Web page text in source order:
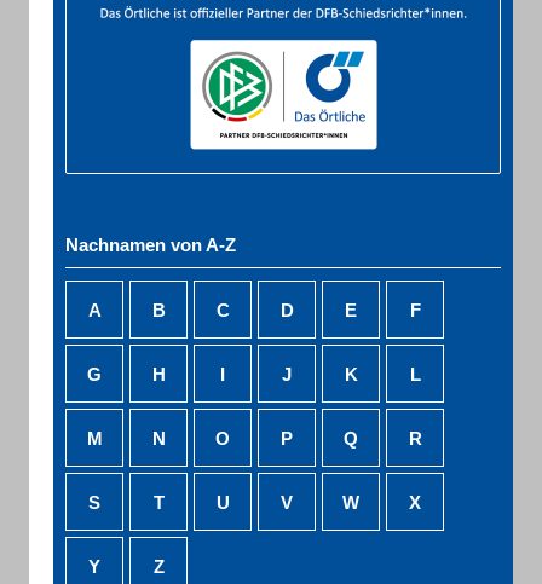
Nachnamen von A-Z
A B C D E F
G H I J K L
M N O P Q R
S T U V W X
Y Z